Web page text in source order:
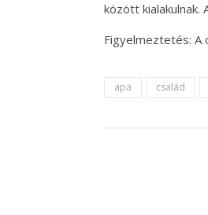
között kialakulnak.
Figyelmeztetés: A
apa család